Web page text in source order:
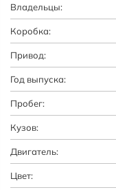
Владельцы:
Коробка:
Привод:
Год выпуска:
Пробег:
Кузов:
Двигатель:
Цвет: